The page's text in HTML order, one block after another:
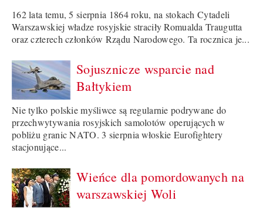
162 lata temu, 5 sierpnia 1864 roku, na stokach Cytadeli
Warszawskiej władze rosyjskie straciły Romualda Traugutta
oraz czterech członków Rządu Narodowego. Ta rocznica je...
Sojusznicze wsparcie nad
Bałtykiem
Nie tylko polskie myśliwce są regularnie podrywane do
przechwytywania rosyjskich samolotów operujących w
pobliżu granic NATO. 3 sierpnia włoskie Eurofightery
stacjonujące...
Wieńce dla pomordowanych na
warszawskiej Woli